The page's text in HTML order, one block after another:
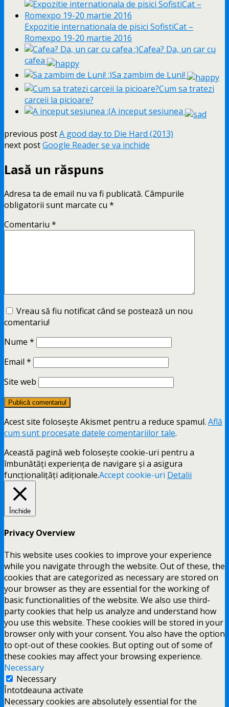
Expozitie internationala de pisici SofistiCat –
Romexpo 19-20 martie 2016
Cafea? Da, un car cu
cafea
Sa zambim de Luni!
Cum sa tratezi
carceii la picioare?
A inceput sesiunea
previous postA good day to Die Hard (2013)
next postGoogle Reader se va inchide
Lasă un răspuns
Adresa ta de email nu va fi publicată. Câmpurile
obligatorii sunt marcate cu *
Comentariu *
Vreau să fiu notificat când se postează un nou
comentariu!
Nume *
Email *
Site web
Acest site folosește Akismet pentru a reduce spamul. Află
cum sunt procesate datele comentariilor tale.
Această pagină web folosește cookie-uri pentru a
îmbunătăți experiența de navigare și a asigura
funcționalițăți adiționale.Accept cookie-uri Detalii
Închide
Privacy Overview
This website uses cookies to improve your experience
while you navigate through the website. Out of these, the
cookies that are categorized as necessary are stored on
your browser as they are essential for the working of
basic functionalities of the website. We also use third-
party cookies that help us analyze and understand how
you use this website. These cookies will be stored in your
browser only with your consent. You also have the option
to opt-out of these cookies. But opting out of some of
these cookies may affect your browsing experience.
Necessary
Necessary
Întotdeauna activate
Necessary cookies are absolutely essential for the